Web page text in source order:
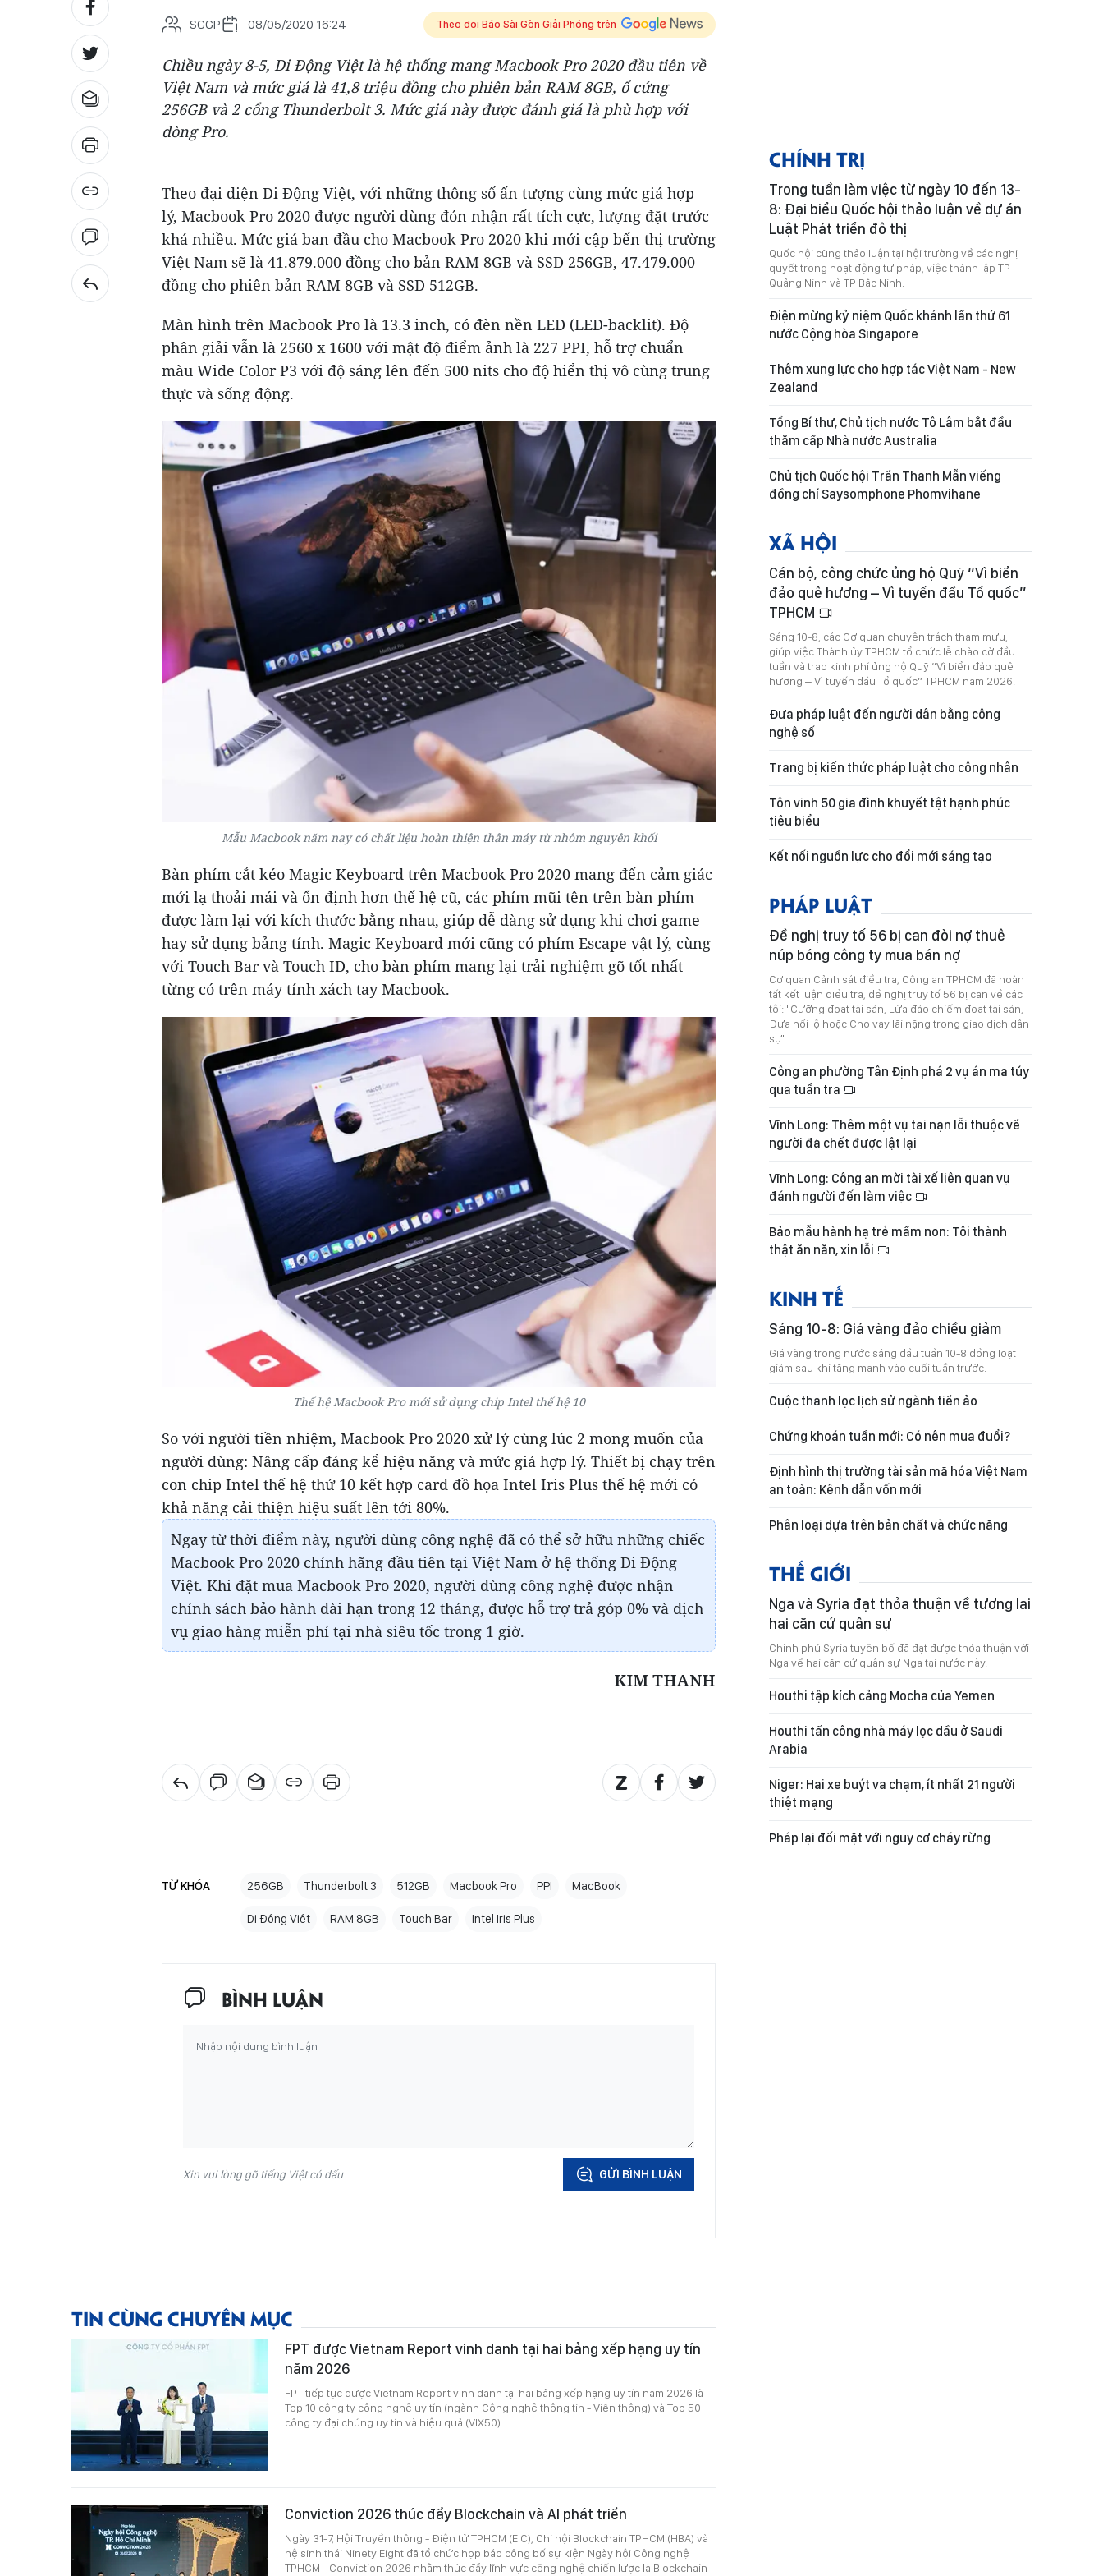
SGGP 08/05/2020 16:24 Theo dõi Báo Sài Gòn Giải Phóng trên
Chiều ngày 8-5, Di Động Việt là hệ thống mang Macbook Pro 2020 đầu tiên về
Việt Nam và mức giá là 41,8 triệu đồng cho phiên bản RAM 8GB, ổ cứng
256GB và 2 cổng Thunderbolt 3. Mức giá này được đánh giá là phù hợp với
dòng Pro.
Theo đại diện Di Động Việt, với những thông số ấn tượng cùng mức giá hợp
lý, Macbook Pro 2020 được người dùng đón nhận rất tích cực, lượng đặt trước
khá nhiều. Mức giá ban đầu cho Macbook Pro 2020 khi mới cập bến thị trường
Việt Nam sẽ là 41.879.000 đồng cho bản RAM 8GB và SSD 256GB, 47.479.000
đồng cho phiên bản RAM 8GB và SSD 512GB.
Màn hình trên Macbook Pro là 13.3 inch, có đèn nền LED (LED-backlit). Độ
phân giải vẫn là 2560 x 1600 với mật độ điểm ảnh là 227 PPI, hỗ trợ chuẩn
màu Wide Color P3 với độ sáng lên đến 500 nits cho độ hiển thị vô cùng trung
thực và sống động.
Mẫu Macbook năm nay có chất liệu hoàn thiện thân máy từ nhôm nguyên khối
Bàn phím cắt kéo Magic Keyboard trên Macbook Pro 2020 mang đến cảm giác
mới lạ thoải mái và ổn định hơn thế hệ cũ, các phím mũi tên trên bàn phím
được làm lại với kích thước bằng nhau, giúp dễ dàng sử dụng khi chơi game
hay sử dụng bảng tính. Magic Keyboard mới cũng có phím Escape vật lý, cùng
với Touch Bar và Touch ID, cho bàn phím mang lại trải nghiệm gõ tốt nhất
từng có trên máy tính xách tay Macbook.
Thế hệ Macbook Pro mới sử dụng chip Intel thế hệ 10
So với người tiền nhiệm, Macbook Pro 2020 xử lý cùng lúc 2 mong muốn của
người dùng: Nâng cấp đáng kể hiệu năng và mức giá hợp lý. Thiết bị chạy trên
con chip Intel thế hệ thứ 10 kết hợp card đồ họa Intel Iris Plus thế hệ mới có
khả năng cải thiện hiệu suất lên tới 80%.
Ngay từ thời điểm này, người dùng công nghệ đã có thể sở hữu những chiếc
Macbook Pro 2020 chính hãng đầu tiên tại Việt Nam ở hệ thống Di Động
Việt. Khi đặt mua Macbook Pro 2020, người dùng công nghệ được nhận
chính sách bảo hành dài hạn trong 12 tháng, được hỗ trợ trả góp 0% và dịch
vụ giao hàng miễn phí tại nhà siêu tốc trong 1 giờ.
KIM THANH
TỪ KHÓA 256GB Thunderbolt 3 512GB Macbook Pro PPI MacBook
Di Động Việt RAM 8GB Touch Bar Intel Iris Plus
BÌNH LUẬN
Xin vui lòng gõ tiếng Việt có dấu GỬI BÌNH LUẬN
TIN CÙNG CHUYÊN MỤC
FPT được Vietnam Report vinh danh tại hai bảng xếp hạng uy tín
năm 2026
FPT tiếp tục được Vietnam Report vinh danh tại hai bảng xếp hạng uy tín năm 2026 là
Top 10 công ty công nghệ uy tín (ngành Công nghệ thông tin - Viễn thông) và Top 50
công ty đại chúng uy tín và hiệu quả (VIX50).
Conviction 2026 thúc đẩy Blockchain và AI phát triển
Ngày 31-7, Hội Truyền thông - Điện tử TPHCM (EIC), Chi hội Blockchain TPHCM (HBA) và
hệ sinh thái Ninety Eight đã tổ chức họp báo công bố sự kiện Ngày hội Công nghệ
TPHCM - Conviction 2026 nhằm thúc đẩy lĩnh vực công nghệ chiến lược là Blockchain
CHÍNH TRỊ
Trong tuần làm việc từ ngày 10 đến 13-
8: Đại biểu Quốc hội thảo luận về dự án
Luật Phát triển đô thị
Quốc hội cũng thảo luận tại hội trường về các nghị
quyết trong hoạt động tư pháp, việc thành lập TP
Quảng Ninh và TP Bắc Ninh.
Điện mừng kỷ niệm Quốc khánh lần thứ 61
nước Cộng hòa Singapore
Thêm xung lực cho hợp tác Việt Nam - New
Zealand
Tổng Bí thư, Chủ tịch nước Tô Lâm bắt đầu
thăm cấp Nhà nước Australia
Chủ tịch Quốc hội Trần Thanh Mẫn viếng
đồng chí Saysomphone Phomvihane
XÃ HỘI
Cán bộ, công chức ủng hộ Quỹ “Vì biển
đảo quê hương – Vì tuyến đầu Tổ quốc”
TPHCM
Sáng 10-8, các Cơ quan chuyên trách tham mưu,
giúp việc Thành ủy TPHCM tổ chức lễ chào cờ đầu
tuần và trao kinh phí ủng hộ Quỹ “Vì biển đảo quê
hương – Vì tuyến đầu Tổ quốc” TPHCM năm 2026.
Đưa pháp luật đến người dân bằng công
nghệ số
Trang bị kiến thức pháp luật cho công nhân
Tôn vinh 50 gia đình khuyết tật hạnh phúc
tiêu biểu
Kết nối nguồn lực cho đổi mới sáng tạo
PHÁP LUẬT
Đề nghị truy tố 56 bị can đòi nợ thuê
núp bóng công ty mua bán nợ
Cơ quan Cảnh sát điều tra, Công an TPHCM đã hoàn
tất kết luận điều tra, đề nghị truy tố 56 bị can về các
tội: "Cưỡng đoạt tài sản, Lừa đảo chiếm đoạt tài sản,
Đưa hối lộ hoặc Cho vay lãi nặng trong giao dịch dân
sự".
Công an phường Tân Định phá 2 vụ án ma túy
qua tuần tra
Vĩnh Long: Thêm một vụ tai nạn lỗi thuộc về
người đã chết được lật lại
Vĩnh Long: Công an mời tài xế liên quan vụ
đánh người đến làm việc
Bảo mẫu hành hạ trẻ mầm non: Tôi thành
thật ăn năn, xin lỗi
KINH TẾ
Sáng 10-8: Giá vàng đảo chiều giảm
Giá vàng trong nước sáng đầu tuần 10-8 đồng loạt
giảm sau khi tăng mạnh vào cuối tuần trước.
Cuộc thanh lọc lịch sử ngành tiền ảo
Chứng khoán tuần mới: Có nên mua đuổi?
Định hình thị trường tài sản mã hóa Việt Nam
an toàn: Kênh dẫn vốn mới
Phân loại dựa trên bản chất và chức năng
THẾ GIỚI
Nga và Syria đạt thỏa thuận về tương lai
hai căn cứ quân sự
Chính phủ Syria tuyên bố đã đạt được thỏa thuận với
Nga về hai căn cứ quân sự Nga tại nước này.
Houthi tập kích cảng Mocha của Yemen
Houthi tấn công nhà máy lọc dầu ở Saudi
Arabia
Niger: Hai xe buýt va chạm, ít nhất 21 người
thiệt mạng
Pháp lại đối mặt với nguy cơ cháy rừng